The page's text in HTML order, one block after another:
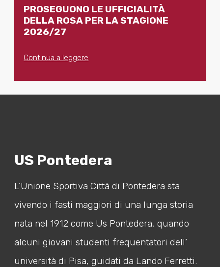
PROSEGUONO LE UFFICIALITÀ
DELLA ROSA PER LA STAGIONE
2026/27
Continua a leggere
US Pontedera
L’Unione Sportiva Città di Pontedera sta
vivendo i fasti maggiori di una lunga storia
nata nel 1912 come Us Pontedera, quando
alcuni giovani studenti frequentatori dell’
università di Pisa, guidati da Lando Ferretti.